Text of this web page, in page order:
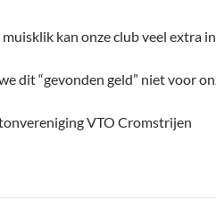
kan onze club veel extra
dit “gevonden geld” niet voor
VTO Cromstrijen